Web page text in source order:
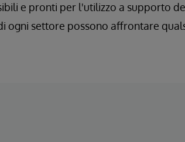
e pronti per l'utilizzo a supporto
ogni settore possono affrontare